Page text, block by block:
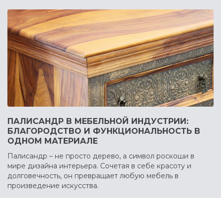
ПАЛИСАНДР В МЕБЕЛЬНОЙ ИНДУСТРИИ:
БЛАГОРОДСТВО И ФУНКЦИОНАЛЬНОСТЬ В
ОДНОМ МАТЕРИАЛЕ
Палисандр – не просто дерево, а символ роскоши в
мире дизайна интерьера. Сочетая в себе красоту и
долговечность, он превращает любую мебель в
произведение искусства.